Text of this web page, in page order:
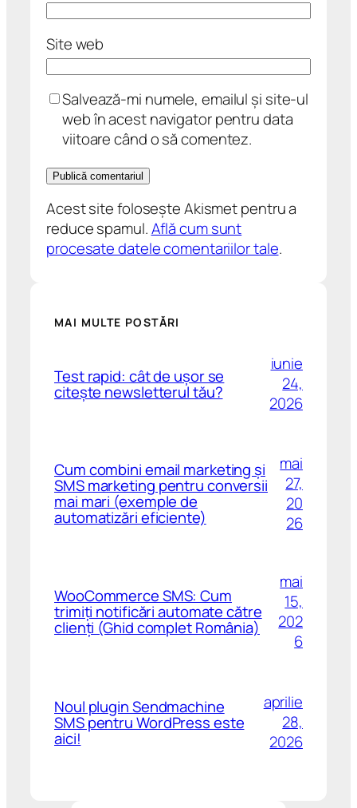
Site web
Salvează-mi numele, emailul și site-ul
web în acest navigator pentru data
viitoare când o să comentez.
Acest site folosește Akismet pentru a
reduce spamul.Află cum sunt
procesate datele comentariilor tale.
MAI MULTE POSTĂRI
Test rapid: cât de ușor se
citește newsletterul tău?
iunie
24,
2026
Cum combini email marketing și
SMS marketing pentru conversii
mai mari (exemple de
automatizări eficiente)
mai
27,
20
26
WooCommerce SMS: Cum
trimiți notificări automate către
clienți (Ghid complet România)
mai
15,
202
6
Noul plugin Sendmachine
SMS pentru WordPress este
aici!
aprilie
28,
2026